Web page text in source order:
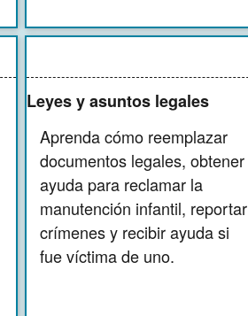
Leyes y asuntos legales
Aprenda cómo reemplazar
documentos legales, obtener
ayuda para reclamar la
manutención infantil, reportar
crímenes y recibir ayuda si
fue víctima de uno.